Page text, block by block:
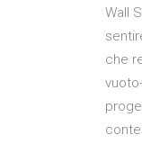
Wall
che